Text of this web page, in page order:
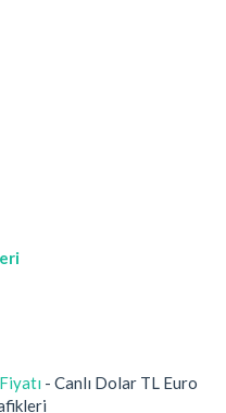
- Canlı Dolar TL Euro